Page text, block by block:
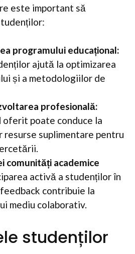
este important să
programului educațional:
ajută la optimizarea
și a metodologiilor de
profesională:
oferit poate conduce la
resurse suplimentare pentru
comunități academice
activă a studenților în
contribuie la
mediu colaborativ.
studenților